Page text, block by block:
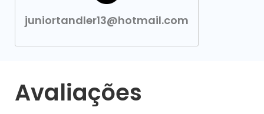
juniortandler13@hotmail.com
Avaliações